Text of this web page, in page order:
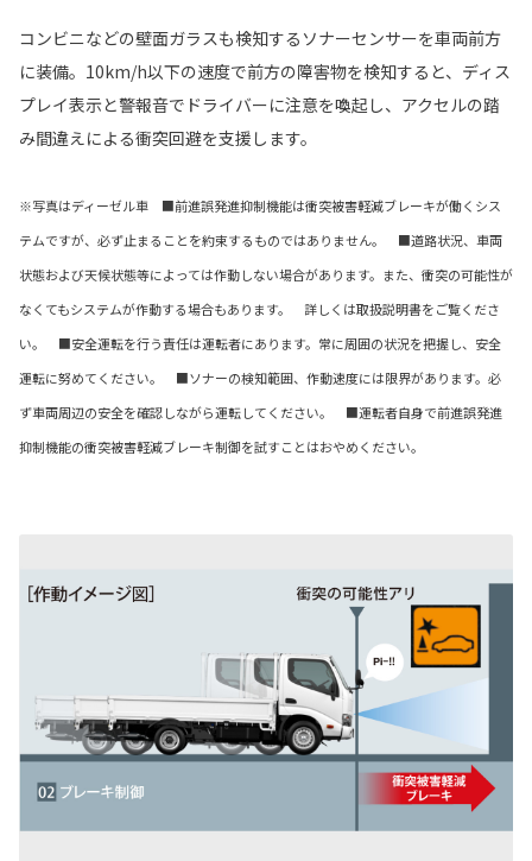
コンビニなどの壁面ガラスも検知するソナーセンサーを車両前方
に装備。10km/h以下の速度で前方の障害物を検知すると、ディス
プレイ表示と警報音でドライバーに注意を喚起し、アクセルの踏
み間違えによる衝突回避を支援します。
※写真はディーゼル車 ■前進誤発進抑制機能は衝突被害軽減ブレーキが働くシス
テムですが、必ず止まることを約束するものではありません。 ■道路状況、車両
状態および天候状態等によっては作動しない場合があります。また、衝突の可能性が
なくてもシステムが作動する場合もあります。 詳しくは取扱説明書をご覧くださ
い。 ■安全運転を行う責任は運転者にあります。常に周囲の状況を把握し、安全
運転に努めてください。 ■ソナーの検知範囲、作動速度には限界があります。必
ず車両周辺の安全を確認しながら運転してください。 ■運転者自身で前進誤発進
抑制機能の衝突被害軽減ブレーキ制御を試すことはおやめください。